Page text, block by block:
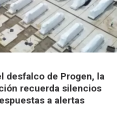
desfalco de Progen, la
recuerda silencios
a alertas